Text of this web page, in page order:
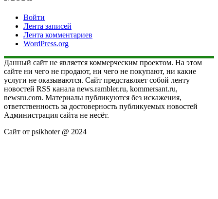
Войти
Лента записей
Лента комментариев
WordPress.org
Данный сайт не является коммерческим проектом. На этом
сайте ни чего не продают, ни чего не покупают, ни какие
услуги не оказываются. Сайт представляет собой ленту
новостей RSS канала news.rambler.ru, kommersant.ru,
newsru.com. Материалы публикуются без искажения,
ответственность за достоверность публикуемых новостей
Администрация сайта не несёт.
Сайт от psikhoter @ 2024